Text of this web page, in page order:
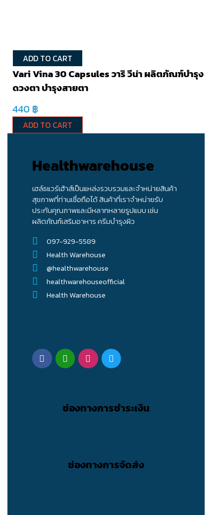
ADD TO CART
Vari Vina 30 Capsules วาริ วีน่า ผลิตภัณฑ์บำรุง
ดวงตา บำรุงสายตา
440 ฿
ADD TO CART
Healthwarehouse
เฮล์ธแวร์เฮ้าส์เป็นแหล่งรวบรวมและจำหน่ายสินค้า
สุขภาพที่ท่านเชื่อถือได้ สินค้าที่เราจำหน่ายรับ
ประกันคุณภาพและมีหลากหลายรูปแบบ เช่น
ผลิตภัณฑ์เสริมอาหาร ครีมบำรุงผิว
097-929-5589
Health Warehouse
@healthwarehouse
healthwarehouseofficial
Health Warehouse
ช่องทางการชำระเงิน
ช่องทางการจัดส่ง